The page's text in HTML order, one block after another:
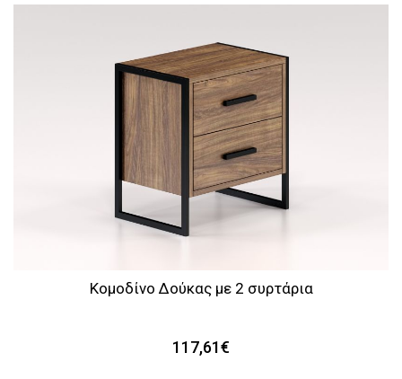
Κομοδίνο Δούκας με 2 συρτάρια
117,61€